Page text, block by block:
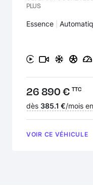
PLUS
Carburant :
Essence
Prix :
26 890 € TTC
Financement :
dès 385.1 €/mois
VOIR CE VÉHICULE